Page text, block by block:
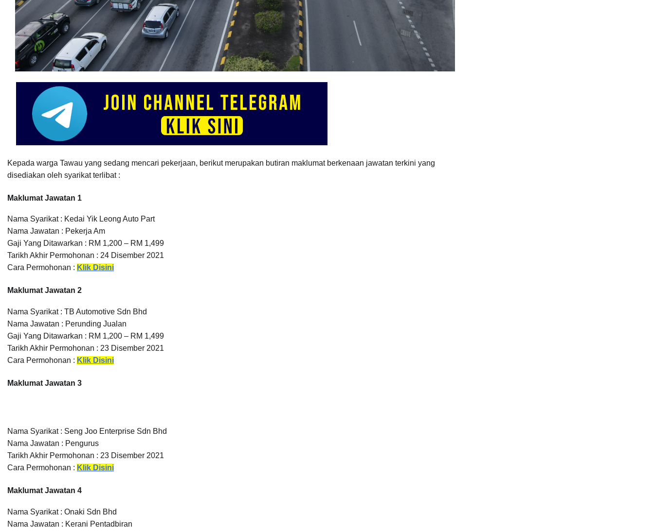
Kepada warga Tawau yang sedang mencari pekerjaan, berikut merupakan butiran maklumat berkenaan jawatan terkini yang
disediakan oleh syarikat terlibat :
Maklumat Jawatan 1
Nama Syarikat : Kedai Yik Leong Auto Part
Nama Jawatan : Pekerja Am
Gaji Yang Ditawarkan : RM 1,200 – RM 1,499
Tarikh Akhir Permohonan : 24 Disember 2021
Cara Permohonan : Klik Disini
Maklumat Jawatan 2
Nama Syarikat : TB Automotive Sdn Bhd
Nama Jawatan : Perunding Jualan
Gaji Yang Ditawarkan : RM 1,200 – RM 1,499
Tarikh Akhir Permohonan : 23 Disember 2021
Cara Permohonan : Klik Disini
Maklumat Jawatan 3
Nama Syarikat : Seng Joo Enterprise Sdn Bhd
Nama Jawatan : Pengurus
Tarikh Akhir Permohonan : 23 Disember 2021
Cara Permohonan : Klik Disini
Maklumat Jawatan 4
Nama Syarikat : Onaki Sdn Bhd
Nama Jawatan : Kerani Pentadbiran